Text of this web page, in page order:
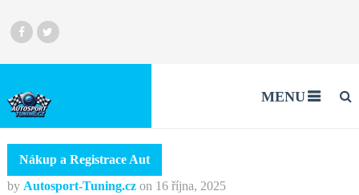
MENU
Nákup a Registrace Aut
by Autosport-Tuning.cz on 16 října, 2025